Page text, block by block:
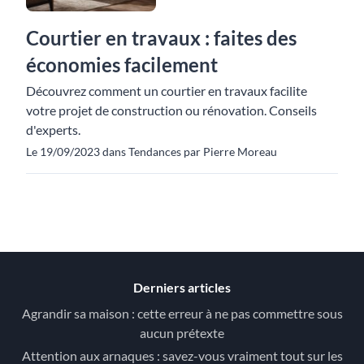
Courtier en travaux : faites des
économies facilement
Découvrez comment un courtier en travaux facilite
votre projet de construction ou rénovation. Conseils
d'experts.
Le 19/09/2023 dans Tendances par Pierre Moreau
Derniers articles
Agrandir sa maison : cette erreur à ne pas commettre sous
aucun prétexte
Attention aux arnaques : savez-vous vraiment tout sur les